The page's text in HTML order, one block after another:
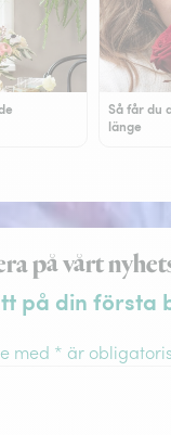
Så får du
länge
på vårt
på din första
med * är